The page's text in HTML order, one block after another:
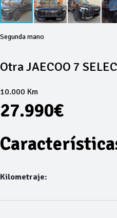
Segunda mano
Otra JAECOO 7
10.000 Km
27.990€
Kilometraje: